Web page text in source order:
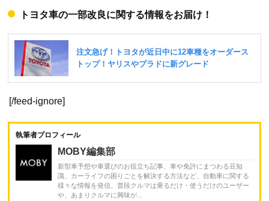
トヨタ車の一部改良に関する情報をお届け！
[/feed-ignore]
執筆者プロフィール
MOBY編集部
新型車予想や車選びのお役立ち記事、車や免許にまつわる豆知
識、カーライフの困りごとを解決する方法など、自動車に関する
様々な情報を発信。普段クルマは乗るだけ・使うだけのユーザー
や、あまりクルマに興味が...